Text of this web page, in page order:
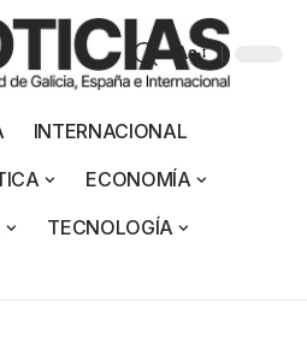
Aa
INTERNACIONAL
ECONOMÍA
TECNOLOGÍA